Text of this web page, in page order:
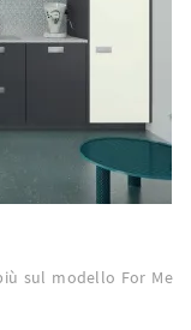
sul modello For Me